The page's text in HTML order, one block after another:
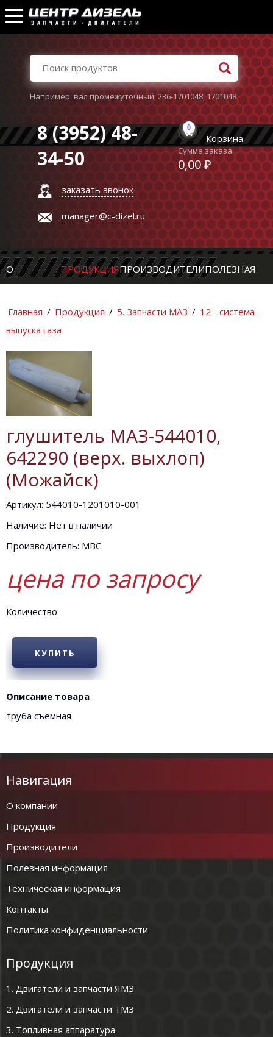
Например:вал промежуточный,236-1701048,1701048
8 (3952) 48-
34-50
заказать звонок
manager@c-dizel.ru
0
Корзина
Сумма заказа:
0,00 ₽
О ПРОДУКЦИЯПРОИЗВОДИТЕЛИПОЛЕЗНАЯ
Главная / Продукция / 5. Запчасти МАЗ / 12 - система
выпуска газа
глушитель МАЗ-544010,
642290 (верх. выхлоп)
(Можайск)
Артикул: 544010-1201010-001
Наличие: Нет в наличии
Производитель: МВС
цена по запросу
Количество:
КУПИТЬ
Описание товара
труба съемная
Навигация
О компании
Продукция
Производители
Полезная информация
Техническая информация
Контакты
Политика конфиденциальности
Продукция
1. Двигатели и запчасти ЯМЗ
2. Двигатели и запчасти ТМЗ
3. Топливная аппаратура